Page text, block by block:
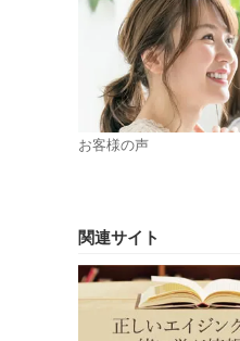
お客様の声
関連サイト